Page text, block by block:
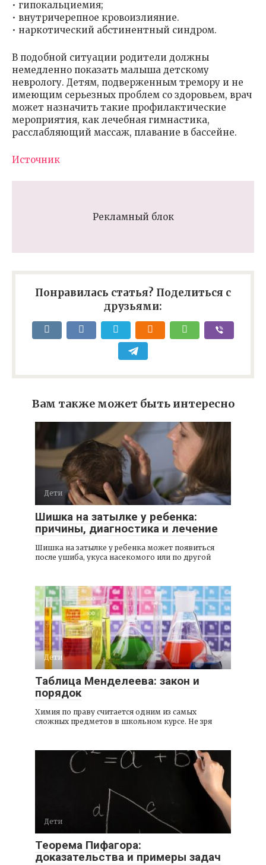
• гипокальциемия;
• внутричерепное кровоизлияние.
• наркотический абстинентный синдром.
В подобной ситуации родители должны
немедленно показать малыша детскому
неврологу. Детям, подверженным тремору и не
имеющим серьезных проблем со здоровьем, врач
может назначить такие профилактические
мероприятия, как лечебная гимнастика,
расслабляющий массаж, плавание в бассейне.
Источник
Рекламный блок
Понравилась статья? Поделиться с
друзьями:
Вам также может быть интересно
Дети
Шишка на затылке у ребенка:
причины, диагностика и лечение
Шишка на затылке у ребенка может появиться
после ушиба, укуса насекомого или по другой
Дети
Таблица Менделеева: закон и
порядок
Химия по праву считается одним из самых
сложных предметов в школьном курсе. Не зря
Дети
Теорема Пифагора:
доказательства и примеры задач